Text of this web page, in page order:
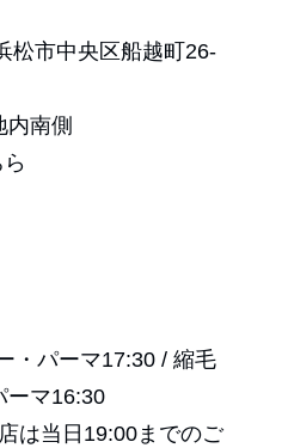
松市中央区船越町26-
内南側
・パーマ17:30 / 縮毛
ーマ16:30
は当日19:00までのご